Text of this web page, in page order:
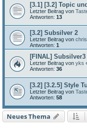
[3.1] [3.2] Topic
Letzter Beitrag von
Antworten: 13
[3.2] Subsilver 2
Letzter Beitrag von
Antworten: 1
[FINAL] Subsilver3
Letzter Beitrag von yks
Antworten: 36
[3.2] [3.2.5] Style
Letzter Beitrag von
Antworten: 58
Neues Thema